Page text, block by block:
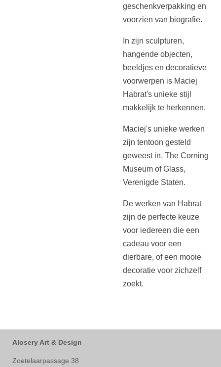
geschenkverpakking en
voorzien van biografie.
In zijn sculpturen,
hangende objecten,
beeldjes en decoratieve
voorwerpen is Maciej
Habrat's unieke stijl
makkelijk te herkennen.
Maciej's unieke werken
zijn tentoon gesteld
geweest in, The Corning
Museum of Glass,
Verenigde Staten.
De werken van Habrat
zijn de perfecte keuze
voor iedereen die een
cadeau voor een
dierbare, of een mooie
decoratie voor zichzelf
zoekt.
Alosery Art & Design
Zoetelaarpassage 38